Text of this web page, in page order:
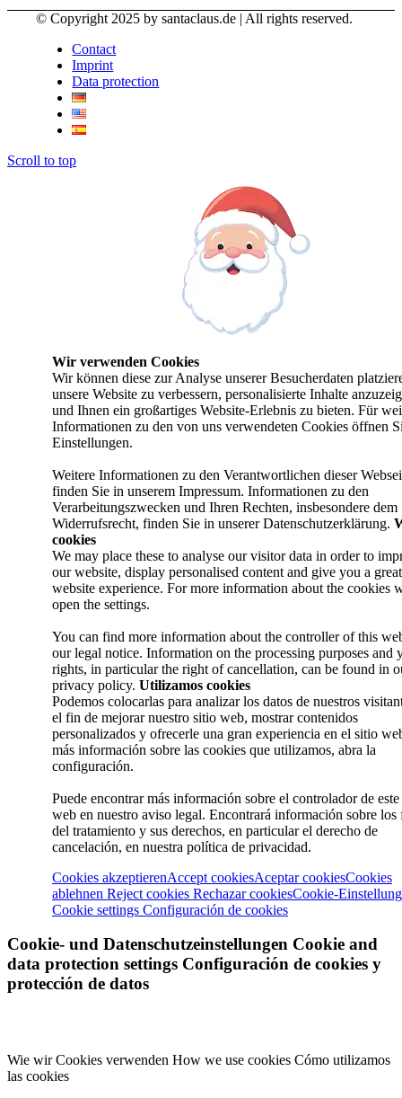
© Copyright 2025 by santaclaus.de | All rights reserved.
Contact
Imprint
Data protection
Scroll to top
Wir verwenden Cookies
Wir können diese zur Analyse unserer Besucherdaten
unsere Website zu verbessern, personalisierte Inhalte
und Ihnen ein großartiges Website-Erlebnis zu bieten. Für
Informationen zu den von uns verwendeten Cookies öffnen
Einstellungen.
Weitere Informationen zu den Verantwortlichen dieser
finden Sie in unserem Impressum. Informationen zu den
Verarbeitungszwecken und Ihren Rechten, insbesondere dem
Widerrufsrecht, finden Sie in unserer Datenschutzerklärung.
cookies
We may place these to analyse our visitor data in order to
our website, display personalised content and give you a great
website experience. For more information about the cookies
open the settings.
You can find more information about the controller of this
our legal notice. Information on the processing purposes and
rights, in particular the right of cancellation, can be found in
privacy policy. Utilizamos cookies
Podemos colocarlas para analizar los datos de nuestros
el fin de mejorar nuestro sitio web, mostrar contenidos
personalizados y ofrecerle una gran experiencia en el sitio
más información sobre las cookies que utilizamos, abra la
configuración.
Puede encontrar más información sobre el controlador de
web en nuestro aviso legal. Encontrará información sobre los
del tratamiento y sus derechos, en particular el derecho de
cancelación, en nuestra política de privacidad.
Cookies akzeptierenAccept cookiesAceptar cookiesCookies
ablehnen Reject cookies Rechazar cookiesCookie-
Cookie settings Configuración de cookies
Cookie- und Datenschutzeinstellungen Cookie and
data protection settings Configuración de cookies y
protección de datos
Wie wir Cookies verwenden How we use cookies Cómo utilizamos
las cookies